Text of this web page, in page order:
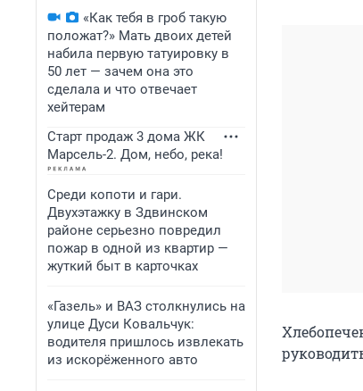
«Как тебя в гроб такую
положат?» Мать двоих детей
набила первую татуировку в
50 лет — зачем она это
сделала и что отвечает
хейтерам
Старт продаж 3 дома ЖК
Марсель-2. Дом, небо, река!
Среди копоти и гари.
Двухэтажку в Здвинском
районе серьезно повредил
пожар в одной из квартир —
жуткий быт в карточках
«Газель» и ВАЗ столкнулись на
улице Дуси Ковальчук:
водителя пришлось извлекать
из искорёженного авто